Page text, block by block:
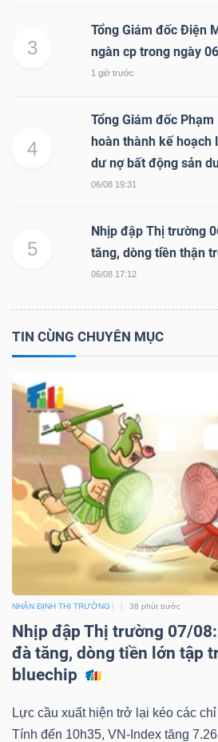
3
Tổng Giám đốc Điện
ngàn cp trong ngày
1 giờ trước
4
Tổng Giám đốc
hoàn thành kế hoạch
dư nợ bất động sản
06/08 19:31
5
Nhịp đập Thị trường
tăng, dòng tiền thận
06/08 17:12
TIN CÙNG CHUYÊN MỤC
NHẬN ĐỊNH THỊ TRƯỜNG 38 phút trước
Nhịp đập Thị trường 07/
đà tăng, dòng tiền lớn tập
bluechip
Lực cầu xuất hiện trở lại kéo các
Tính đến 10h35, VN-Index tăng